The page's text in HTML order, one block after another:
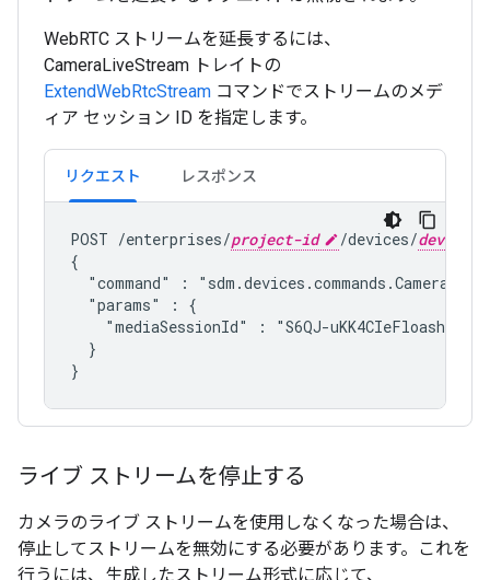
WebRTC ストリームを延長するには、
CameraLiveStream トレイトの
ExtendWebRtcStream コマンドでストリームのメデ
ィア セッション ID を指定します。
リクエスト レスポンス
POST /enterprises/project-id /devices/device-
{
  "command" : "
  "params" : {
"mediaSessionId" : "S6QJ-
  }
ライブ ストリームを停止する
カメラのライブ ストリームを使用しなくなった場合は、
停止してストリームを無効にする必要があります。これを
行うには、生成したストリーム形式に応じて、